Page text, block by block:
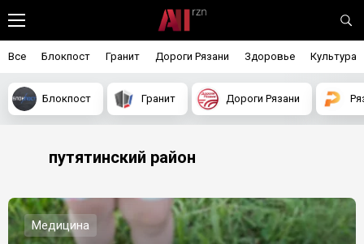
Все Блокпост Гранит Дороги Рязани Здоровье Культура
Блокпост Гранит Дороги Рязани
путятинский район
Медицина